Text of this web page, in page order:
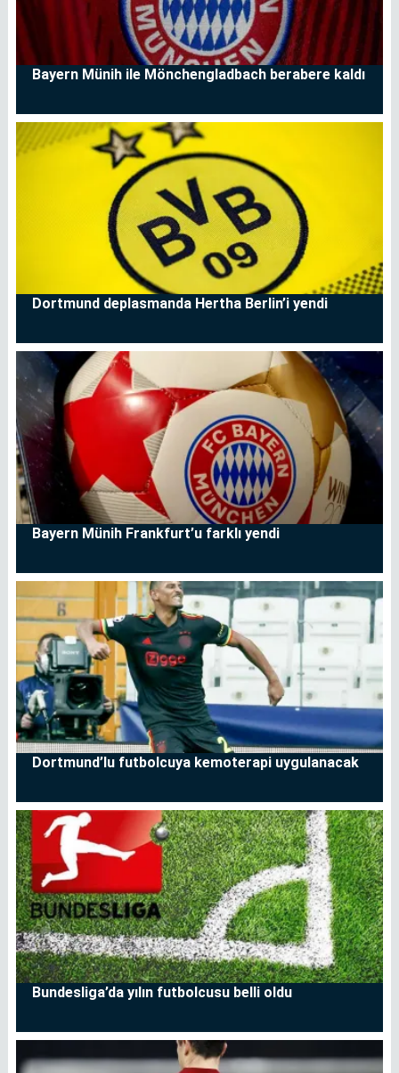
Bayern Münih ile Mönchengladbach berabere kaldı
Dortmund deplasmanda Hertha Berlin’i yendi
Bayern Münih Frankfurt’u farklı yendi
Dortmund’lu futbolcuya kemoterapi uygulanacak
Bundesliga’da yılın futbolcusu belli oldu